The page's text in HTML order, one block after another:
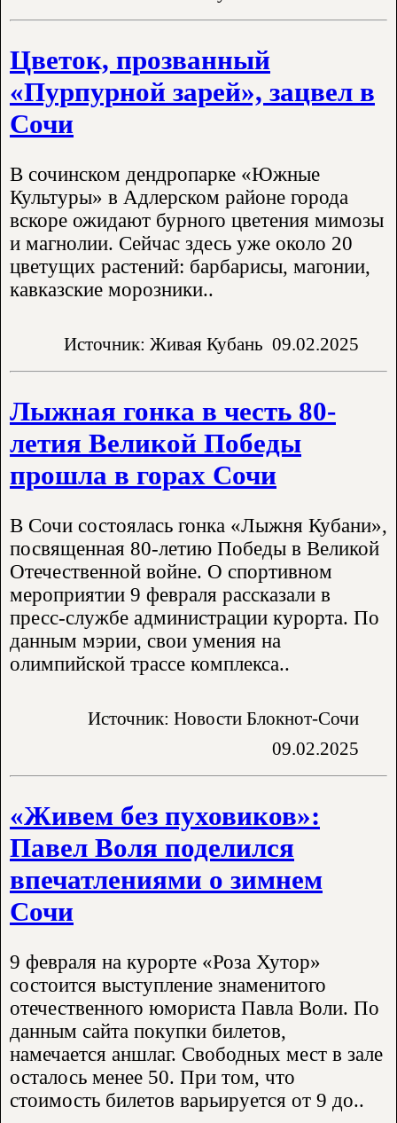
Цветок, прозванный
«Пурпурной зарей», зацвел в
Сочи
В сочинском дендропарке «Южные
Культуры» в Адлерском районе города
вскоре ожидают бурного цветения мимозы
и магнолии. Сейчас здесь уже около 20
цветущих растений: барбарисы, магонии,
кавказские морозники..
Источник: Живая Кубань 09.02.2025
Лыжная гонка в честь 80-
летия Великой Победы
прошла в горах Сочи
В Сочи состоялась гонка «Лыжня Кубани»,
посвященная 80-летию Победы в Великой
Отечественной войне. О спортивном
мероприятии 9 февраля рассказали в
пресс-службе администрации курорта. По
данным мэрии, свои умения на
олимпийской трассе комплекса..
Источник: Новости Блокнот-Сочи
09.02.2025
«Живем без пуховиков»:
Павел Воля поделился
впечатлениями о зимнем
Сочи
9 февраля на курорте «Роза Хутор»
состоится выступление знаменитого
отечественного юмориста Павла Воли. По
данным сайта покупки билетов,
намечается аншлаг. Свободных мест в зале
осталось менее 50. При том, что
стоимость билетов варьируется от 9 до..